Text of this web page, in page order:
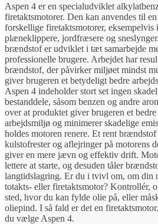
Aspen 4 er en specialudviklet
firetaktsmotorer. Den kan anvendes til
forskellige firetaktsmotorer, eksempelvis i
plæneklippere, jordfræsere og
brændstof er udviklet i tæt samarbejde
professionelle brugere. Arbejdet har
brændstof, der påvirker miljøet mindst
giver brugeren et betydeligt bedre
Aspen 4 indeholder stort set ingen
bestanddele, såsom benzen og andre
over at produktet giver brugeren et bedre
arbejdsmiljø og minimerer skadelige
holdes motoren renere. Et rent
kulstofrester og aflejringer på motorens
giver en mere jævn og effektiv drift.
lettere at starte, og desuden tåler
langtidslagring. Er du i tvivl om, om din
totakts- eller firetaktsmotor? Kontrollér,
sted, hvor du kan fylde olie på, eller
oliepind. I så fald er det en
du vælge Aspen 4.